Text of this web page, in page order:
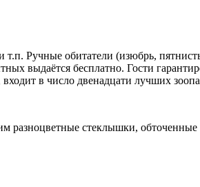
Ручные обитатели (изюбрь,
выдаётся бесплатно. Гости
в число двенадцати лучших
разноцветные стеклышки,